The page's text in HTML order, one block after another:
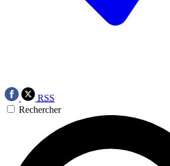
RSS
Rechercher